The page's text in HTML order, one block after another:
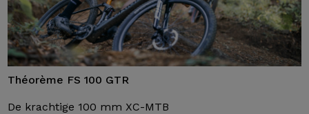
Théorème FS 100 GTR
De krachtige 100 mm XC-MTB